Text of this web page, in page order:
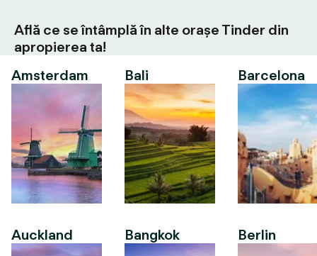
Află ce se întâmplă în alte orașe Tinder din
apropierea ta!
Amsterdam
Auckland
Bali
Bangkok
Barcelona
Berlin